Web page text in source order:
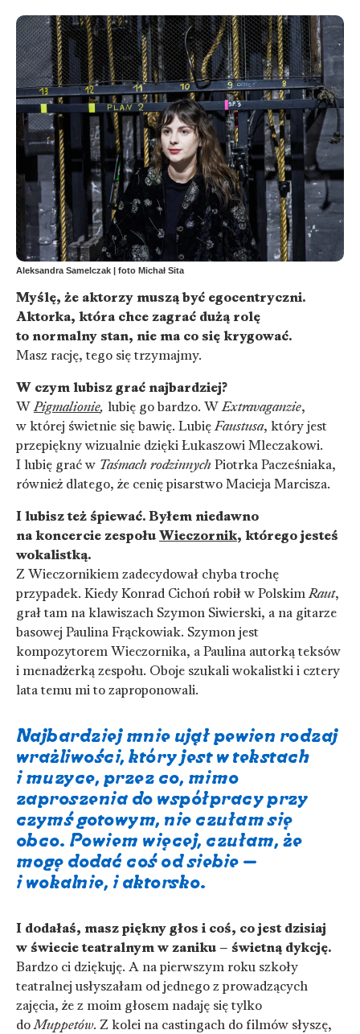
Aleksandra Samelczak | foto Michał Sita
Myślę, że aktorzy muszą być egocentryczni.
Aktorka, która chce zagrać dużą rolę
to normalny stan, nie ma co się krygować.
Masz rację, tego się trzymajmy.
W czym lubisz grać najbardziej?
WPigmalionie, lubię go bardzo. WExtravaganzie,
w której świetnie się bawię. LubięFaustusa, który jest
przepiękny wizualnie dzięki Łukaszowi Mleczakowi.
I lubię grać w Taśmach rodzinnych Piotrka Pacześniaka,
również dlatego, że cenię pisarstwo Macieja Marcisza.
I lubisz też śpiewać. Byłem niedawno
na koncercie zespołu Wieczornik, którego jesteś
wokalistką.
Z Wieczornikiem zadecydował chyba trochę
przypadek. Kiedy Konrad Cichoń robił w PolskimRaut,
grał tam na klawiszach Szymon Siwierski, a na gitarze
basowej Paulina Frąckowiak. Szymon jest
kompozytorem Wieczornika, a Paulina autorką teksów
i menadżerką zespołu. Oboje szukali wokalistki i cztery
lata temu mi to zaproponowali.
Najbardziej mnie ujął pewien rodzaj
wrażliwości, który jest w tekstach
i muzyce, przez co, mimo
zaproszenia do współpracy przy
czymś gotowym, nie czułam się
obco. Powiem więcej, czułam, że
mogę dodać coś od siebie –
i wokalnie, i aktorsko.
I dodałaś, masz piękny głos i coś, co jest dzisiaj
w świecie teatralnym w zaniku – świetną dykcję.
Bardzo ci dziękuję. A na pierwszym roku szkoły
teatralnej usłyszałam od jednego z prowadzących
zajęcia, że z moim głosem nadaję się tylko
doMuppetów. Z kolei na castingach do filmów słyszę,